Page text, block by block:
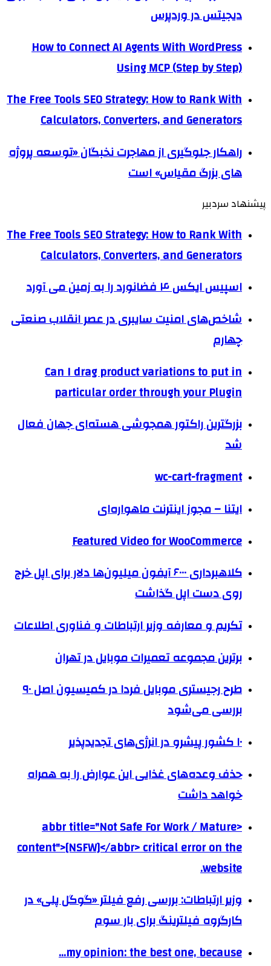
دیجیتس در وردپرس
How to Connect AI Agents With WordPress
Using MCP (Step by Step)
The Free Tools SEO Strategy: How to Rank With
Calculators, Converters, and Generators
راهکار جلوگیری از مهاجرت نخبگان «توسعه پروژه
های بزرگ مقیاس» است
پیشنهاد سردبیر
The Free Tools SEO Strategy: How to Rank With
Calculators, Converters, and Generators
اسپیس ایکس ۴ فضانورد را به زمین می آورد
شاخص‌های امنیت سایبری در عصر انقلاب صنعتی
چهارم
Can I drag product variations to put in
particular order through your Plugin
بزرگترین راکتور همجوشی هسته‌ای جهان فعال
شد
wc-cart-fragment
ايتنا – مجوز اینترنت ماهواره‌ای
Featured Video for WooCommerce
کلاهبرداری ۶۰۰۰ آیفون میلیون‌ها دلار برای اپل خرج
روی دست اپل گذاشت
تکریم و معارفه وزیر ارتباطات و فناوری اطلاعات
برترین مجموعه تعمیرات موبایل در تهران
طرح رجیستری موبایل فردا در کمیسیون اصل ۹۰
بررسی می‌شود
۱۰ کشور پیشرو در انرژی‌های تجدیدپذیر
حذف وعده‌های غذایی این عوارض را به همراه
خواهد داشت
<abbr title="Not Safe For Work / Mature
content">[NSFW]</abbr> critical error on the
website.
وزیر ارتباطات: بررسی رفع فیلتر «گوگل پلی» در
کارگروه فیلترینگ برای بار سوم
my opinion: the best one, because…